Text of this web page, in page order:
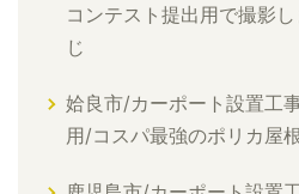
コンテスト提出用で撮影し
じ
姶良市/カーポート設置工
用/コスパ最強のポリカ屋